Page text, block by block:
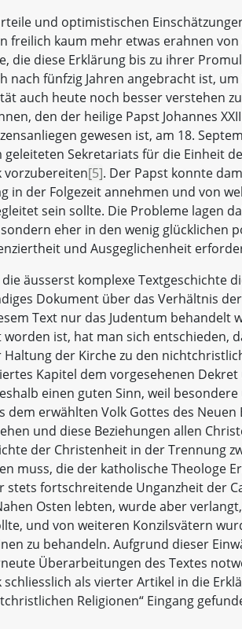
und optimistischen
freilich kaum mehr etwas erahnen
die diese Erklärung bis zu ihrer
nach fünfzig Jahren angebracht ist,
auch heute noch besser verstehen
den der heilige Papst Johannes
gewesen ist, am 18.
geleiteten Sekretariats für die Einheit
vorzubereiten[5]. Der Papst konnte
in der Folgezeit annehmen und von
sein sollte. Die Probleme lagen
eher in den wenig glücklichen
und Ausgeglichenheit
äusserst komplexe Textgeschichte
Dokument über das Verhältnis
Text nur das Judentum
ist, hat man sich entschieden,
der Kirche zu den
Kapitel dem vorgesehenen
einen guten Sinn, weil
dem erwählten Volk Gottes des
und diese Beziehungen allen
der Christenheit in der Trennung
muss, die der katholische Theologe
stets fortschreitende Unganzheit der
Osten lebten, wurde aber
und von weiteren Konzilsvätern
zu behandeln. Aufgrund dieser
Überarbeitungen des Textes
als vierter Artikel in die
Religionen“ Eingang